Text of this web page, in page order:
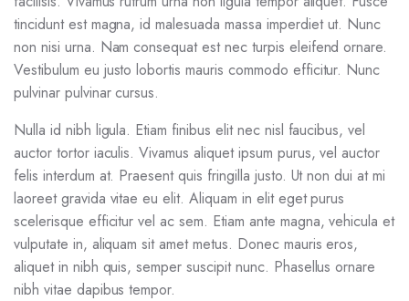
tincidunt est magna, id malesuada massa imperdiet ut. Nunc
non nisi urna. Nam consequat est nec turpis eleifend ornare.
Vestibulum eu justo lobortis mauris commodo efficitur. Nunc
pulvinar pulvinar cursus.
Nulla id nibh ligula. Etiam finibus elit nec nisl faucibus, vel
auctor tortor iaculis. Vivamus aliquet ipsum purus, vel auctor
felis interdum at. Praesent quis fringilla justo. Ut non dui at mi
laoreet gravida vitae eu elit. Aliquam in elit eget purus
scelerisque efficitur vel ac sem. Etiam ante magna, vehicula et
vulputate in, aliquam sit amet metus. Donec mauris eros,
aliquet in nibh quis, semper suscipit nunc. Phasellus ornare
nibh vitae dapibus tempor.